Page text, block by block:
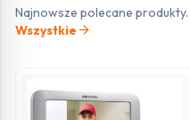
Najnowsze polecane produkty.
Wszystkie arrow_forward